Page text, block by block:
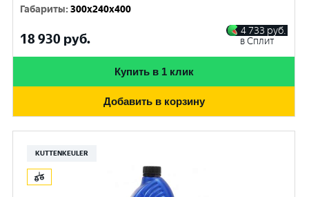
Габариты:300x240x400
18 930 руб.
4 733 руб.
в Сплит
Купить в 1 клик
Добавить в корзину
KUTTENKEULER